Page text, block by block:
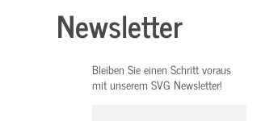
Newsletter
Bleiben Sie einen Schritt voraus
mit unserem SVG Newsletter!